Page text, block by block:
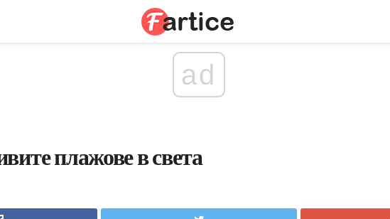
ad
плажове в света